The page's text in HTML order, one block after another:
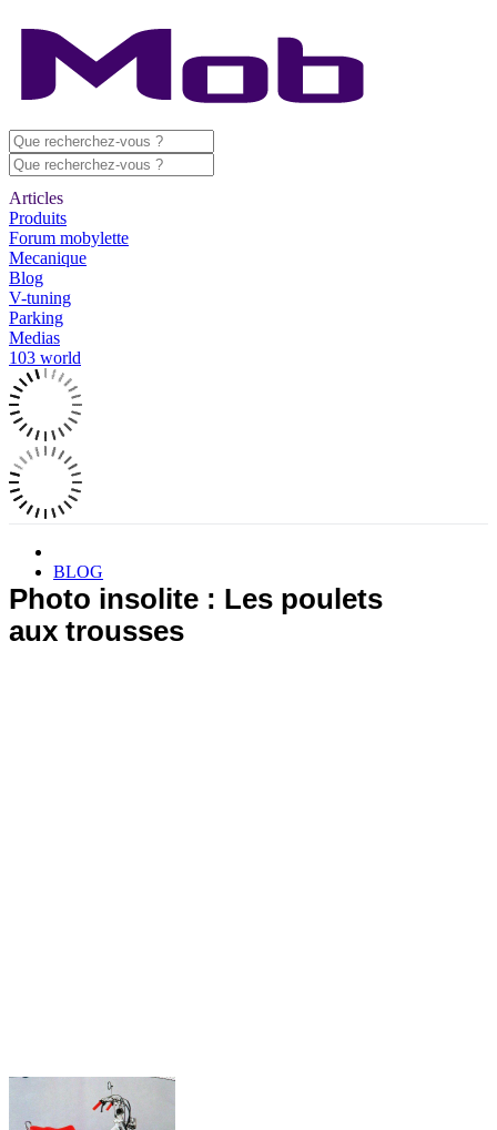
Articles
Produits
Forum mobylette
Mecanique
Blog
V-tuning
Parking
Medias
103 world
BLOG
Photo insolite : Les poulets
aux trousses